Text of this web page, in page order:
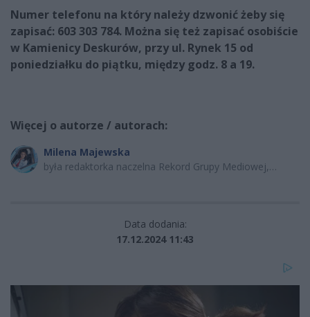
Numer telefonu na który należy dzwonić żeby się
zapisać: 603 303 784. Można się też zapisać osobiście
w Kamienicy Deskurów, przy ul. Rynek 15 od
poniedziałku do piątku, między godz. 8 a 19.
Więcej o autorze / autorach:
Milena Majewska
była redaktorka naczelna Rekord Grupy Mediowej,
Data dodania:
17.12.2024 11:43